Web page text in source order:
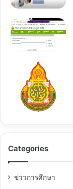
Categories
ข่าวการศึกษา